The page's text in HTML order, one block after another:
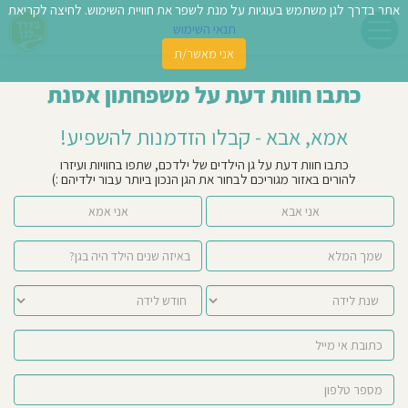
כתבו חוות דעת על משפחתון אסנת
אמא, אבא - קבלו הזדמנות להשפיע!
כתבו חוות דעת על גן הילדים של ילדכם, שתפו בחוויות ועיזרו
להורים באזור מגוריכם לבחור את הגן הנכון ביותר עבור ילדיהם :)
אני אמא אני אבא
אתר בדרך לגן משתמש בעוגיות על מנת לשפר את חוויית השימוש. לחיצה לקריאת
תנאי השימוש
אני מאשר/ת